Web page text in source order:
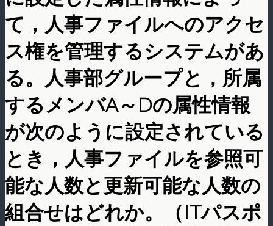
て，人事ファイルへのアクセ
ス権を管理するシステムがあ
る。人事部グループと，所属
するメンバA～Dの属性情報
が次のように設定されている
とき，人事ファイルを参照可
能な人数と更新可能な人数の
組合せはどれか。（ITパスポ